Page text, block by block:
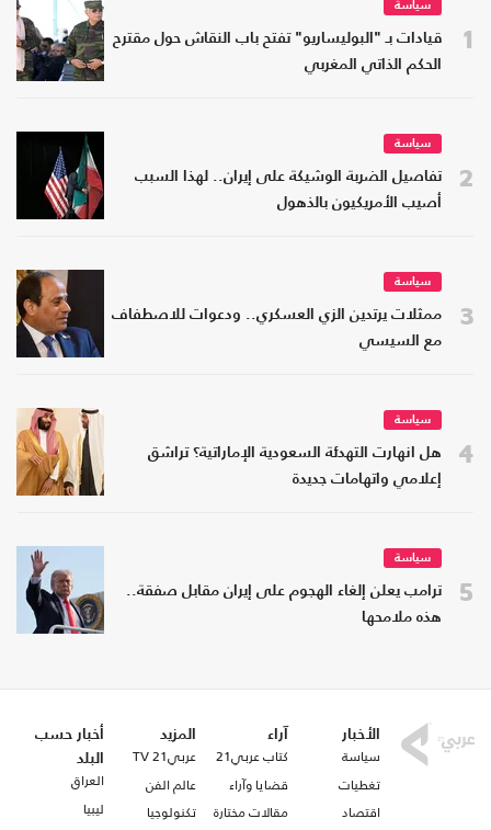
1
سياسة
قيادات بـ "البوليساريو" تفتح باب النقاش حول مقترح
الحكم الذاتي المغربي
2
سياسة
تفاصيل الضربة الوشيكة على إيران.. لهذا السبب
أصيب الأمريكيون بالذهول
3
سياسة
ممثلات يرتدين الزي العسكري.. ودعوات للاصطفاف
مع السيسي
4
سياسة
هل انهارت التهدئة السعودية الإماراتية؟ تراشق
إعلامي واتهامات جديدة
5
سياسة
ترامب يعلن إلغاء الهجوم على إيران مقابل صفقة..
هذه ملامحها
الأخبار
سياسة
تغطيات
اقتصاد
آراء
كتاب عربي21
قضايا وآراء
مقالات مختارة
المزيد
عربي21 TV
عالم الفن
تكنولوجيا
أخبار حسب
البلد
العراق
ليبيا